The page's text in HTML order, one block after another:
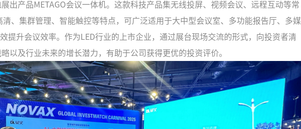
出产品METAGO会议一体机。这款科技产品集无线投屏、视频会议、远程互动等常
、集群管理、智能触控等特点，可广泛适用于大中型会议室、多功能报告厅、多媒
提升会议效率。作为LED行业的上市企业，通过展台现场交流的形式，向投资者清
以及行业未来的增长潜力，有助于公司获得更优的投资评价。